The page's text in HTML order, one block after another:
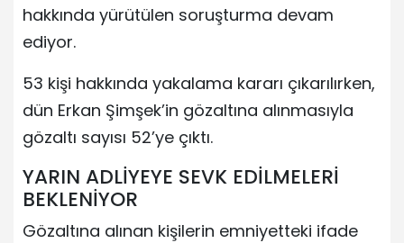
hakkında yürütülen soruşturma devam
ediyor.
53 kişi hakkında yakalama kararı çıkarılırken,
dün Erkan Şimşek’in gözaltına alınmasıyla
gözaltı sayısı 52’ye çıktı.
YARIN ADLİYEYE SEVK EDİLMELERİ
BEKLENİYOR
Gözaltına alınan kişilerin emniyetteki ifade